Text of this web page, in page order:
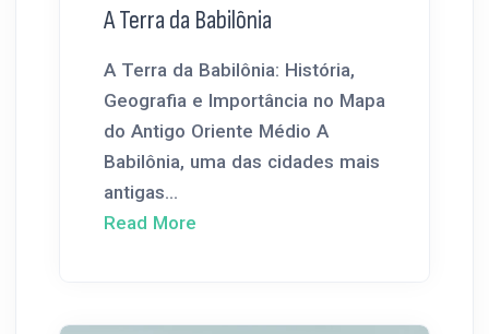
A Terra da Babilônia
A Terra da Babilônia: História,
Geografia e Importância no Mapa
do Antigo Oriente Médio A
Babilônia, uma das cidades mais
antigas...
Read More